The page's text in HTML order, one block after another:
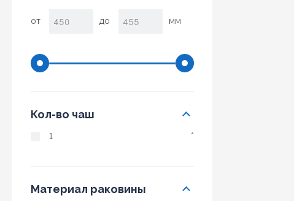
от до мм
Кол-во чаш
1 *
Материал раковины